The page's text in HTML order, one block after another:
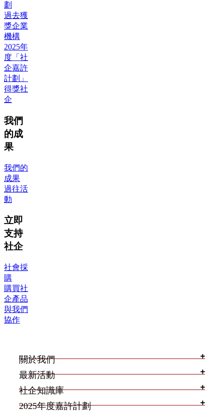
劃
過去獲
獎企業
機構
2025年
度「社
企嘉許
計劃」
得獎社
企
我們
的成
果
我們的
成果
過往活
動
立即
支持
社企
社會採
購
購買社
企產品
與我們
協作
關於我們
最新活動
社企知識庫
2025年度嘉許計劃